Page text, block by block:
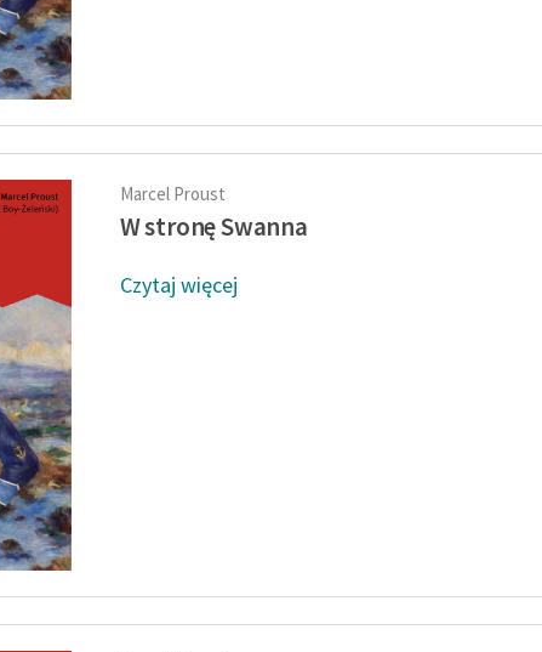
Marcel Proust
W stronę Swanna
Czytaj więcej